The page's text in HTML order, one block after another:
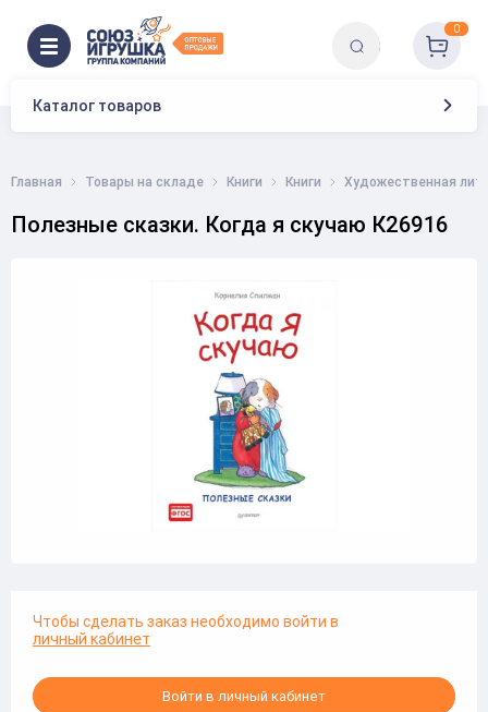
Каталог товаров
0
Главная Товары на складе Книги Книги Художественная
Полезные сказки. Когда я скучаю К26916
Чтобы сделать заказ необходимо войти в
личный кабинет
Войти в личный кабинет